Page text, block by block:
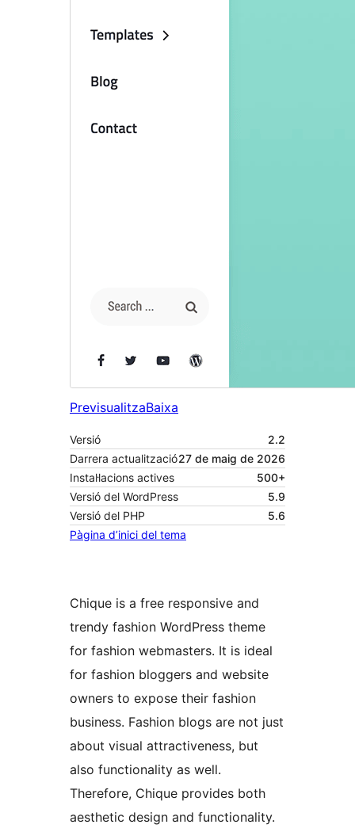
PrevisualitzaBaixa
Versió
2.2
Darrera actualització27 de maig de 2026
Instal·lacions actives
500+
Versió del WordPress
5.9
Versió del PHP
5.6
Pàgina d’inici del tema
Chique is a free responsive and
trendy fashion WordPress theme
for fashion webmasters. It is ideal
for fashion bloggers and website
owners to expose their fashion
business. Fashion blogs are not just
about visual attractiveness, but
also functionality as well.
Therefore, Chique provides both
aesthetic design and functionality.